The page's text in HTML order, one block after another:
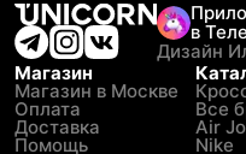
в
Дизайн
Магазин
Магазин в Москве
Оплата
Доставка
Помощь
Все
Air
Nike